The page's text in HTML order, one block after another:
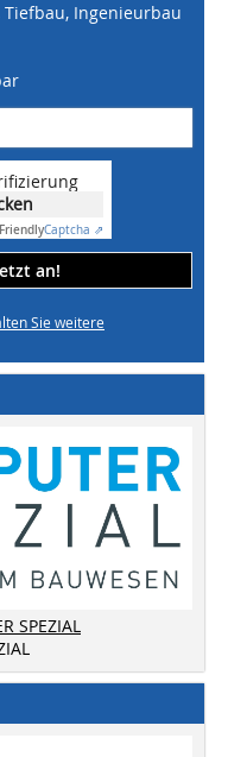
Ingenieurbau
FriendlyCaptcha ⇗
an!
Sie weitere
SPEZIAL